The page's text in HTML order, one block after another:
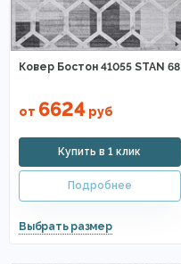
Ковер Бостон 41055 STAN 68
от 6624 руб